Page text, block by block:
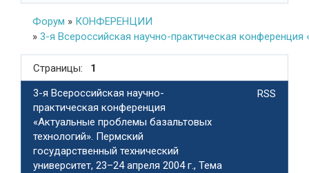
Форум » КОНФЕРЕНЦИИ
» 3-я Всероссийская научно-практическая конференция
Страницы: 1
RSS
3-я Всероссийская научно-
практическая конференция
«Актуальные проблемы базальтовых
технологий». Пермский
государственный технический
университет, 23–24 апреля 2004 г., Тема